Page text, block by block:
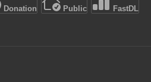
Donation Public FastDL